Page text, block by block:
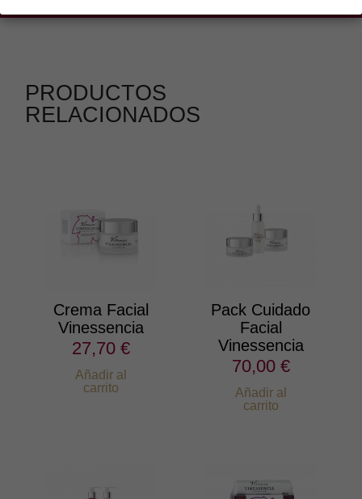
PRODUCTOS
RELACIONADOS
Crema Facial
Vinessencia
27,70 €
Añadir al
carrito
Pack Cuidado
Facial
Vinessencia
70,00 €
Añadir al
carrito